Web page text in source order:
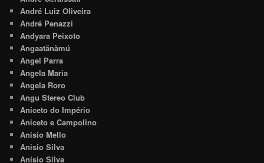
André Luiz Oliveira
André Penazzi
Andyara Peixoto
Angaatãnàmú
Angel Parra
Angela Maria
Angela Roro
Angu Stereo Club
Aniceto do Império
Aniceto e Campolino
Anisio Mello
Anisio Silva
Anísio Silva